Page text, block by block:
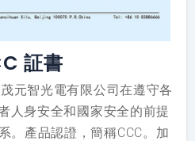
証書
元智光電有限公司在遵守各
人身安全和國家安全的前提
。產品認證，簡稱CCC。加